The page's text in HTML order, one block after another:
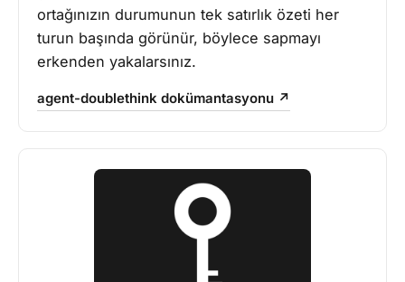
ortağınızın durumunun tek satırlık özeti her
turun başında görünür, böylece sapmayı
erkenden yakalarsınız.
agent-doublethink dokümantasyonu ↗